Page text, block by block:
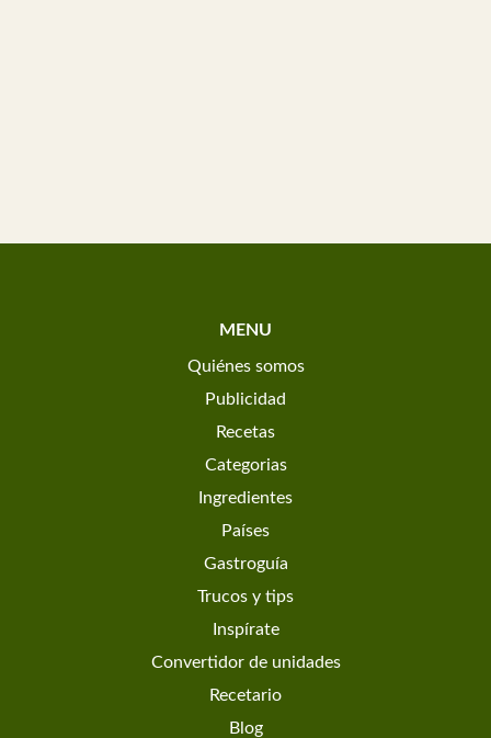
MENU
Quiénes somos
Publicidad
Recetas
Categorias
Ingredientes
Países
Gastroguía
Trucos y tips
Inspírate
Convertidor de unidades
Recetario
Blog